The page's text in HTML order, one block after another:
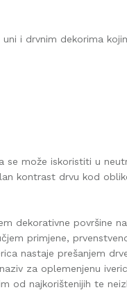
i drvnim dekorima
može iskoristiti u
kontrast drvu kod
dekorativne površine
primjene,
nastaje prešanjem
za oplemenjenu
od najkorištenijih te